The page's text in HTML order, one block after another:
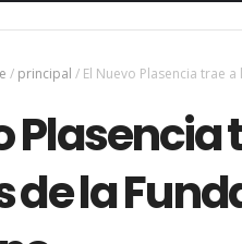
/ principal / El Nuevo Plasencia trae
la